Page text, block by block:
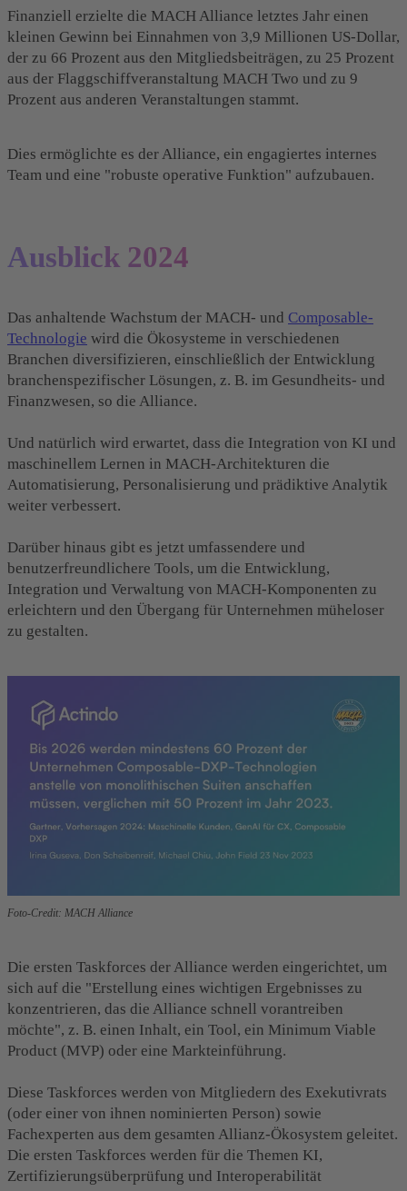
Finanziell erzielte die MACH Alliance letztes Jahr einen
kleinen Gewinn bei Einnahmen von 3,9 Millionen US-Dollar,
der zu 66 Prozent aus den Mitgliedsbeiträgen, zu 25 Prozent
aus der Flaggschiffveranstaltung MACH Two und zu 9
Prozent aus anderen Veranstaltungen stammt.
Dies ermöglichte es der Alliance, ein engagiertes internes
Team und eine "robuste operative Funktion" aufzubauen.
Ausblick 2024
Das anhaltende Wachstum der MACH- und Composable-
Technologie wird die Ökosysteme in verschiedenen
Branchen diversifizieren, einschließlich der Entwicklung
branchenspezifischer Lösungen, z. B. im Gesundheits- und
Finanzwesen, so die Alliance.
Und natürlich wird erwartet, dass die Integration von KI und
maschinellem Lernen in MACH-Architekturen die
Automatisierung, Personalisierung und prädiktive Analytik
weiter verbessert.
Darüber hinaus gibt es jetzt umfassendere und
benutzerfreundlichere Tools, um die Entwicklung,
Integration und Verwaltung von MACH-Komponenten zu
erleichtern und den Übergang für Unternehmen müheloser
zu gestalten.
Foto-Credit: MACH Alliance
Die ersten Taskforces der Alliance werden eingerichtet, um
sich auf die "Erstellung eines wichtigen Ergebnisses zu
konzentrieren, das die Alliance schnell vorantreiben
möchte", z. B. einen Inhalt, ein Tool, ein Minimum Viable
Product (MVP) oder eine Markteinführung.
Diese Taskforces werden von Mitgliedern des Exekutivrats
(oder einer von ihnen nominierten Person) sowie
Fachexperten aus dem gesamten Allianz-Ökosystem geleitet.
Die ersten Taskforces werden für die Themen KI,
Zertifizierungsüberprüfung und Interoperabilität